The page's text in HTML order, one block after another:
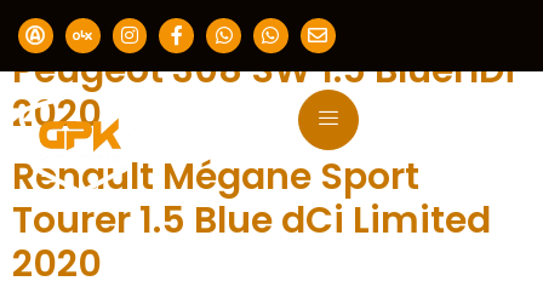
Peugeot 308 SW 1.5 BlueHDi
2020
Renault Mégane Sport
Tourer 1.5 Blue dCi Limited
2020